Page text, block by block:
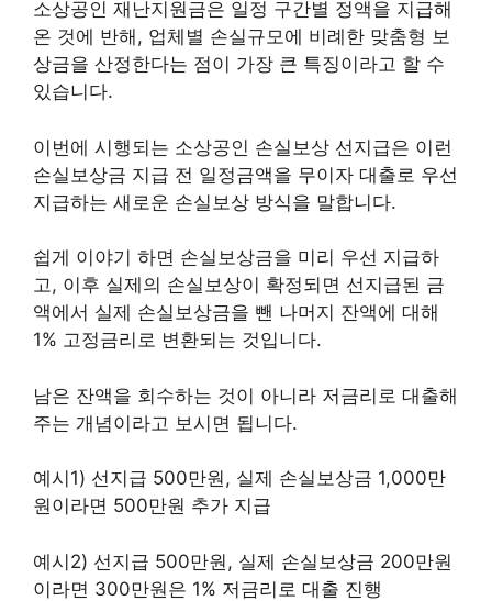
소상공인 재난지원금은 일정 구간별 정액을 지급해
온 것에 반해, 업체별 손실규모에 비례한 맞춤형 보
상금을 산정한다는 점이 가장 큰 특징이라고 할 수
있습니다.
이번에 시행되는 소상공인 손실보상 선지급은 이런
손실보상금 지급 전 일정금액을 무이자 대출로 우선
지급하는 새로운 손실보상 방식을 말합니다.
쉽게 이야기 하면 손실보상금을 미리 우선 지급하
고, 이후 실제의 손실보상이 확정되면 선지급된 금
액에서 실제 손실보상금을 뺀 나머지 잔액에 대해
1% 고정금리로 변환되는 것입니다.
남은 잔액을 회수하는 것이 아니라 저금리로 대출해
주는 개념이라고 보시면 됩니다.
예시1) 선지급 500만원, 실제 손실보상금 1,000만
원이라면 500만원 추가 지급
예시2) 선지급 500만원, 실제 손실보상금 200만원
이라면 300만원은 1% 저금리로 대출 진행